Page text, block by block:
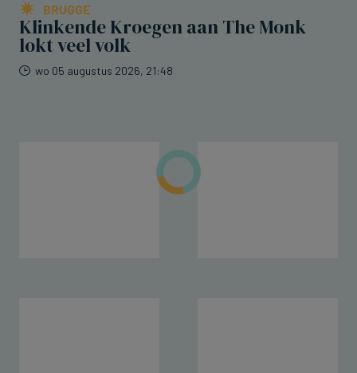
BRUGGE
Klinkende Kroegen aan The Monk
lokt veel volk
wo 05 augustus 2026, 21:48